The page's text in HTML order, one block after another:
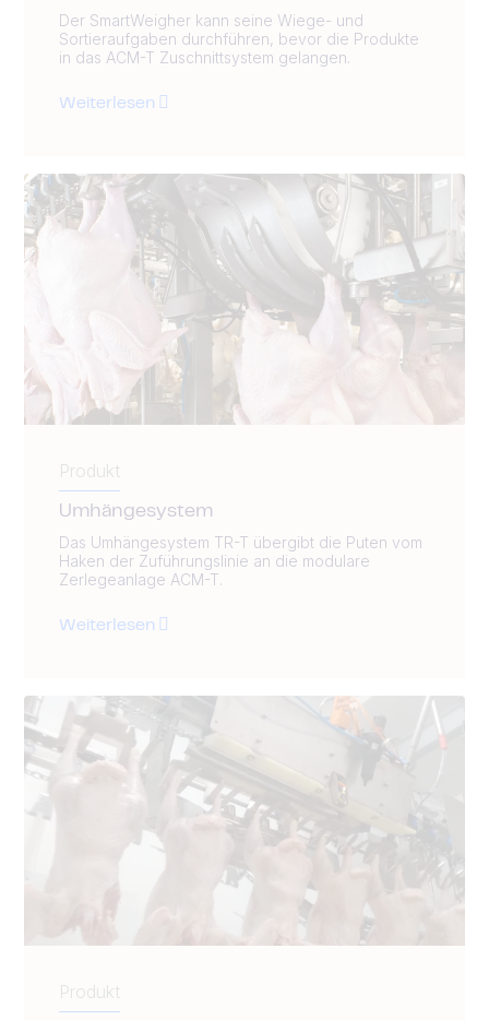
Der SmartWeigher kann seine Wiege- und
Sortieraufgaben durchführen, bevor die Produkte
in das ACM-T Zuschnittsystem gelangen.
Weiterlesen
Produkt
Umhängesystem
Das Umhängesystem TR-T übergibt die Puten vom
Haken der Zuführungslinie an die modulare
Zerlegeanlage ACM-T.
Weiterlesen
Produkt